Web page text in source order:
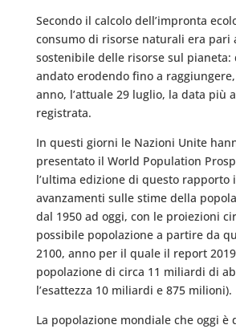
Secondo il calcolo dell’impronta
consumo di risorse naturali era pari
sostenibile delle risorse sul pianeta:
andato erodendo fino a
anno, l’attuale 29 luglio, la data più
registrata.
In questi giorni le Nazioni Unite
presentato il World Population
l’ultima edizione di questo rapporto
avanzamenti sulle stime della
dal 1950 ad oggi, con le proiezioni
possibile popolazione a partire da
2100, anno per il quale il report
popolazione di circa 11 miliardi di
l’esattezza 10 miliardi e 875 milioni).
La popolazione mondiale che oggi